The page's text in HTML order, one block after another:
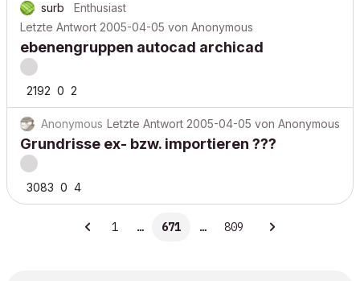
surb
Enthusiast
Letzte Antwort 2005-04-05 von Anonymous
ebenengruppen autocad archicad
2192 0 2
Anonymous Letzte Antwort 2005-04-05 von Anonymous
Grundrisse ex- bzw. importieren ???
3083 0 4
1 … 671 … 809